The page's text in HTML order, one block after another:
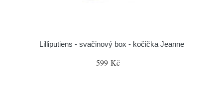
Lilliputiens - svačinový box - kočička Jeanne
599 Kč